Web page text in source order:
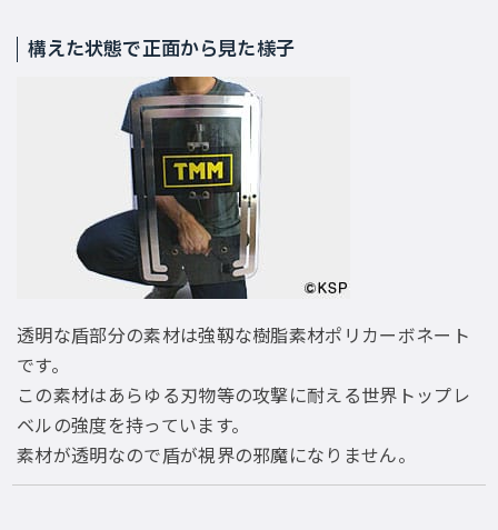
構えた状態で正面から見た様子
透明な盾部分の素材は強靱な樹脂素材ポリカーボネート
です。
この素材はあらゆる刃物等の攻撃に耐える世界トップレ
ベルの強度を持っています。
素材が透明なので盾が視界の邪魔になりません。